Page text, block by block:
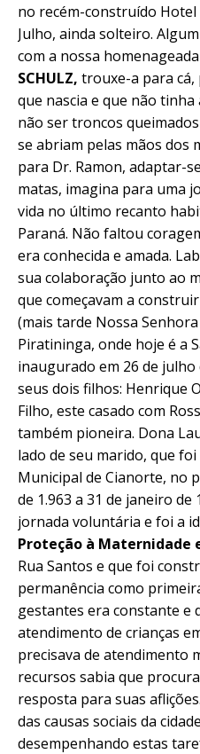
no recém-construído Hotel
Julho, ainda solteiro.
com a nossa
SCHULZ, trouxe-a para cá,
que nascia e que não
não ser troncos
se abriam pelas mãos dos
para Dr. Ramon, adaptar-
matas, imagina para uma
vida no último recanto
Paraná. Não faltou
era conhecida e amada.
sua colaboração junto ao
que começavam a
(mais tarde Nossa
Piratininga, onde hoje é a
inaugurado em 26 de julho
seus dois filhos: Henrique
Filho, este casado com
também pioneira. Dona
lado de seu marido, que
Municipal de Cianorte, no
de 1.963 a 31 de janeiro de
jornada voluntária e foi a
Proteção à Maternidade
Rua Santos e que foi
permanência como
gestantes era constante e
atendimento de crianças
precisava de atendimento
recursos sabia que
resposta para suas
das causas sociais da
desempenhando estas